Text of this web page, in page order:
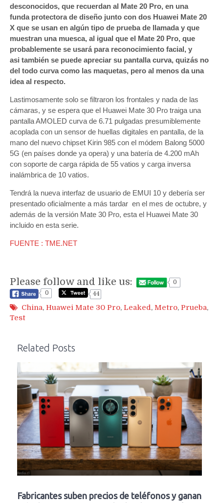
desconocidos, que recuerdan al Mate 20 Pro, en una
funda protectora de diseño junto con dos Huawei Mate 20
X que se usan en algún tipo de prueba de llamada y que
muestran una muesca, al igual que el Mate 20 Pro, que
probablemente se usará para reconocimiento facial, y
asi también se puede apreciar su pantalla curva, quizás no
del todo curva como las maquetas, pero al menos da una
idea al respecto.
Lastimosamente solo se filtraron los frontales y nada de las
cámaras, y se espera que el Huawei Mate 30 Pro traiga una
pantalla AMOLED curva de 6.71 pulgadas presumiblemente
acoplada con un sensor de huellas digitales en pantalla, de la
mano del nuevo chipset Kirin 985 con el módem Balong 5000
5G (en países donde ya opera) y una batería de 4.200 mAh
con soporte de carga rápida de 55 vatios y carga inversa
inalámbrica de 10 vatios.
Tendrá la nueva interfaz de usuario de EMUI 10 y debería ser
presentado oficialmente a más tardar en el mes de octubre, y
además de la versión Mate 30 Pro, esta el Huawei Mate 30
incluido en esta serie.
FUENTE : TME.NET
Please follow and like us:
0
0
44
China, Huawei Mate 30 Pro, Leaked, Metro, Prueba,
Test
Related Posts
Fabricantes suben precios de teléfonos y ganan